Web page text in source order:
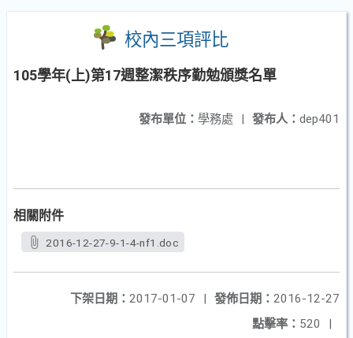
校內三項評比
105學年(上)第17週整潔秩序勤勉頒獎名單
發布人： dep401
發布單位： 學務處 |
相關附件
2016-12-27-9-1-4-nf1.doc
發佈日期： 2016-12-27
下架日期： 2017-01-07
|
點擊率： 520 |